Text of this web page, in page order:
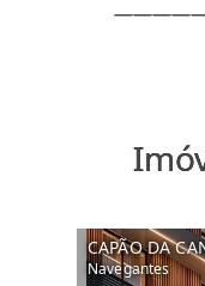
CAPÃO DA
Navegantes